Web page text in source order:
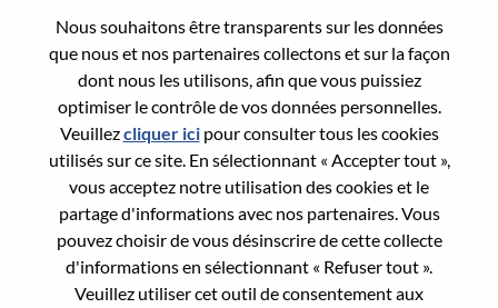
Nous souhaitons être transparents sur les données
que nous et nos partenaires collectons et sur la façon
dont nous les utilisons, afin que vous puissiez
optimiser le contrôle de vos données personnelles.
Veuillezcliquer icipour consulter tous les cookies
utilisés sur ce site. En sélectionnant « Accepter tout »,
vous acceptez notre utilisation des cookies et le
partage d'informations avec nos partenaires. Vous
pouvez choisir de vous désinscrire de cette collecte
d'informations en sélectionnant « Refuser tout ».
Veuillez utiliser cet outil de consentement aux
Enter the email address associated with your
account, then click "Continue".
We will email you a link to reset your
password.
Reset password with your e-mail
E-mail*